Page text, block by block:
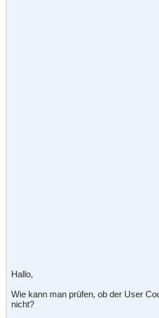
Hallo,
Wie kann man prüfen, ob der User
nicht?